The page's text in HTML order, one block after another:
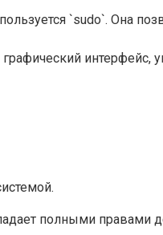
`sudo`. Она
интерфейс,
полными правами